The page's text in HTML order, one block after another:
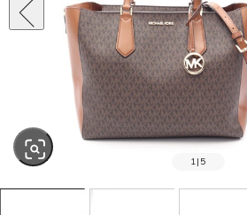
1 | 5